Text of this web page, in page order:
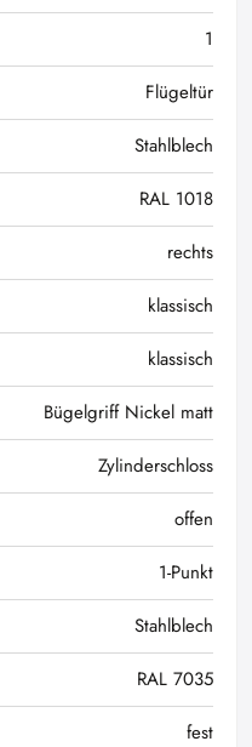
1
Flügeltür
Stahlblech
RAL 1018
rechts
klassisch
klassisch
Bügelgriff Nickel matt
Zylinderschloss
offen
1-Punkt
Stahlblech
RAL 7035
fest